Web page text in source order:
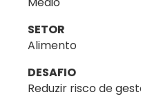
SETOR
Alimento
DESAFIO
Reduzir risco de